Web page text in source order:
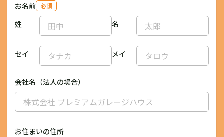
必須
お名前
姓
名
セイ メイ
会社名（法人の場合）
お住まいの住所